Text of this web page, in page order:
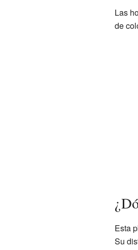
Las
de
Esta
Su